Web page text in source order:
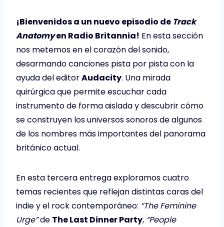
¡Bienvenidos a un nuevo episodio de Track
Anatomyen Radio Britannia! En esta sección
nos metemos en el corazón del sonido,
desarmando canciones pista por pista con la
ayuda del editorAudacity. Una mirada
quirúrgica que permite escuchar cada
instrumento de forma aislada y descubrir cómo
se construyen los universos sonoros de algunos
de los nombres más importantes del panorama
británico actual.
En esta tercera entrega exploramos cuatro
temas recientes que reflejan distintas caras del
indie y el rock contemporáneo: “The Feminine
Urge”de The Last Dinner Party, “People